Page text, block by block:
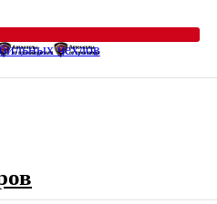
чехлов